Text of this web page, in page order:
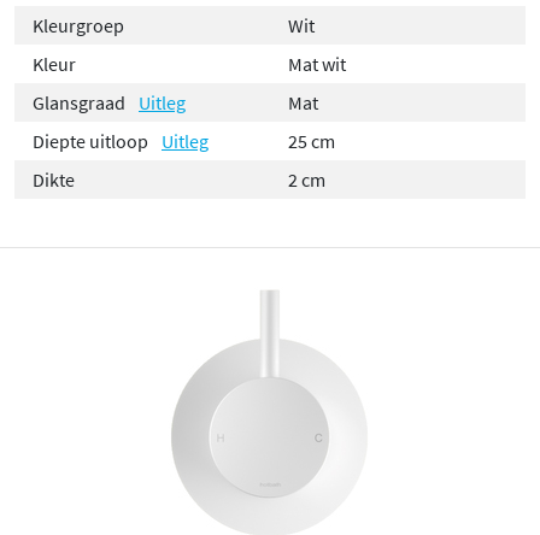
Kleurgroep
Wit
Kleur
Mat wit
Glansgraad
Uitleg
Mat
Diepte uitloop
Uitleg
25 cm
Dikte
2 cm